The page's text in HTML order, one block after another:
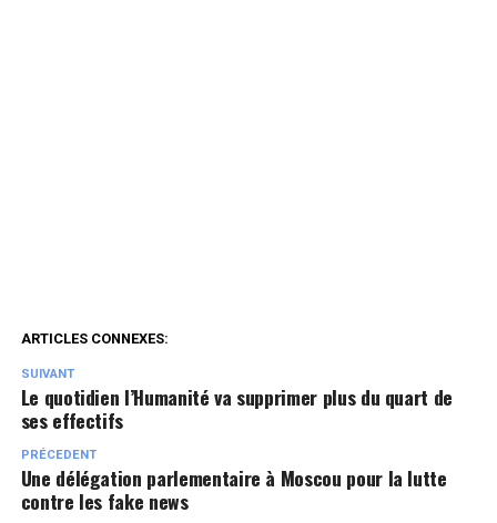
ARTICLES CONNEXES:
SUIVANT
Le quotidien l’Humanité va supprimer plus du quart de
ses effectifs
PRÉCEDENT
Une délégation parlementaire à Moscou pour la lutte
contre les fake news